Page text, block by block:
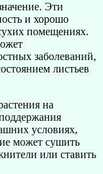
Эти
и хорошо
помещениях.
заболеваний,
листьев
на
условиях,
может сушить
или ставить